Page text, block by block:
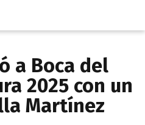
a Boca del
2025 con un
Martínez